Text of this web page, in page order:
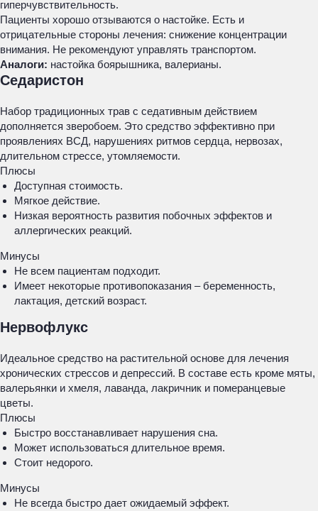
гиперчувствительность.
Пациенты хорошо отзываются о настойке. Есть и
отрицательные стороны лечения: снижение концентрации
внимания. Не рекомендуют управлять транспортом.
Аналоги: настойка боярышника, валерианы.
Седаристон
Набор традиционных трав с седативным действием
дополняется зверобоем. Это средство эффективно при
проявлениях ВСД, нарушениях ритмов сердца, нервозах,
длительном стрессе, утомляемости.
Плюсы
Доступная стоимость.
Мягкое действие.
Низкая вероятность развития побочных эффектов и
аллергических реакций.
Минусы
Не всем пациентам подходит.
Имеет некоторые противопоказания – беременность,
лактация, детский возраст.
Нервофлукс
Идеальное средство на растительной основе для лечения
хронических стрессов и депрессий. В составе есть кроме мяты,
валерьянки и хмеля, лаванда, лакричник и померанцевые
цветы.
Плюсы
Быстро восстанавливает нарушения сна.
Может использоваться длительное время.
Стоит недорого.
Минусы
Не всегда быстро дает ожидаемый эффект.